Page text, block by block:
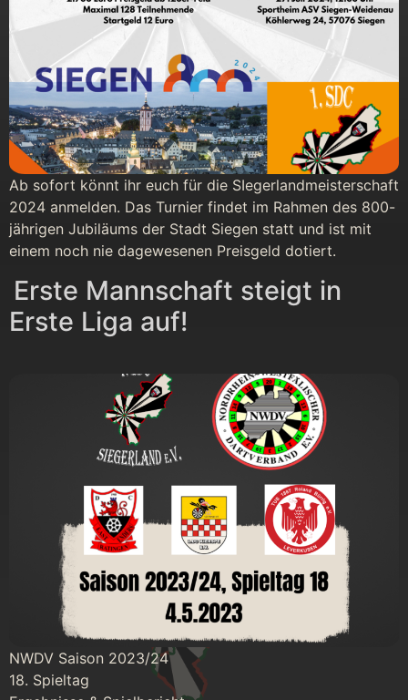
Ab sofort könnt ihr euch für die SIegerlandmeisterschaft
2024 anmelden. Das Turnier findet im Rahmen des 800-
jährigen Jubiläums der Stadt Siegen statt und ist mit
einem noch nie dagewesenen Preisgeld dotiert.
Erste Mannschaft steigt in
Erste Liga auf!
NWDV Saison 2023/24
18. Spieltag